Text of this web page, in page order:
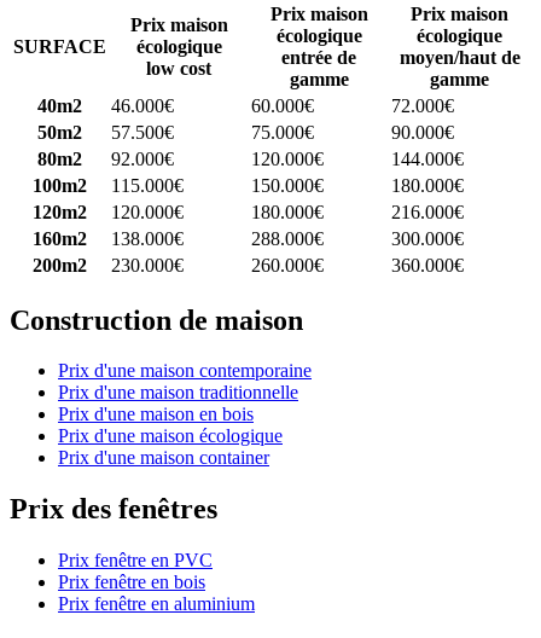
SURFACE
Prix maison
écologique
low cost
Prix maison
écologique
entrée de
gamme
Prix maison
écologique
moyen/haut de
gamme
40m2
46.000€ 60.000€
72.000€
50m2
57.500€ 75.000€
90.000€
80m2
92.000€ 120.000€
144.000€
100m2
115.000€ 150.000€
180.000€
120m2
120.000€ 180.000€
216.000€
160m2
138.000€ 288.000€
300.000€
200m2
230.000€ 260.000€ 360.000€
Construction de maison
Prix d'une maison contemporaine
Prix d'une maison traditionnelle
Prix d'une maison en bois
Prix d'une maison écologique
Prix d'une maison container
Prix des fenêtres
Prix fenêtre en PVC
Prix fenêtre en bois
Prix fenêtre en aluminium